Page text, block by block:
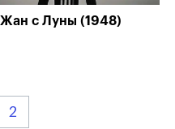
Жан с Луны (1948)
2